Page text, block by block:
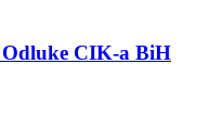
CIK-a BiH